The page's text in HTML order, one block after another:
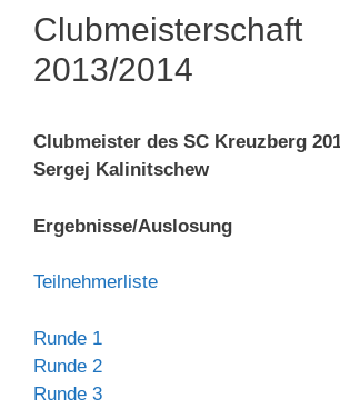
Clubmeisterschaft
2013/2014
Clubmeister des SC Kreuzberg
Sergej Kalinitschew
Ergebnisse/Auslosung
Teilnehmerliste
Runde 1
Runde 2
Runde 3